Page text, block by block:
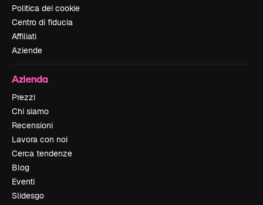
Politica dei cookie
Centro di fiducia
Affiliati
Aziende
Azienda
Prezzi
Chi siamo
Recensioni
Lavora con noi
Cerca tendenze
Blog
Eventi
Slidesgo